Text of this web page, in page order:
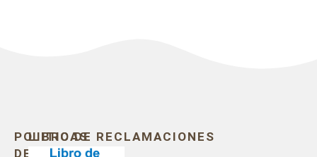
POLITICAS
DE
LIBRO DE RECLAMACIONES